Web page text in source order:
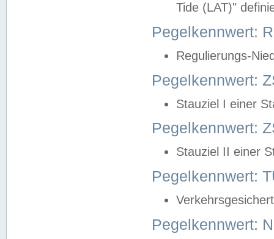
Tide (LAT)"
Pegelkennwert:
Regulierungs-
Pegelkennwert:
Stauziel I einer
Pegelkennwert:
Stauziel II einer
Pegelkennwert:
Pegelkennwert: